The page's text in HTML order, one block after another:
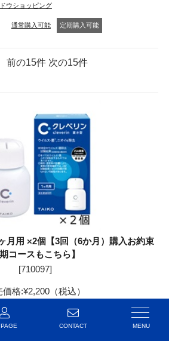
ウショッピング
通常購入可能 定期購入可能
件） 前の15件 次の15件
月用 ×2個【3回（6か月）購入お約束
コースもこちら】
[710097]
価格:¥2,200 （税込）
常価格:¥1,980（税込）
CONTACT